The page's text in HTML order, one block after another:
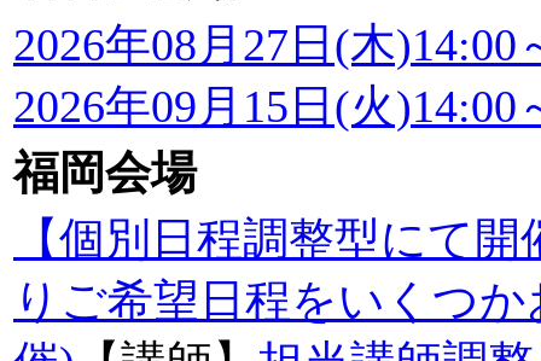
2026年08月27日(木)14:00
2026年09月15日(火)14:00
福岡会場
【個別日程調整型にて
りご希望日程をいくつ